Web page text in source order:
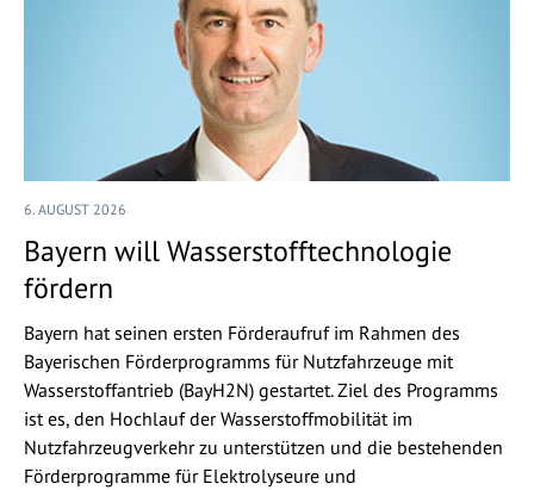
6. AUGUST 2026
Bayern will Wasserstofftechnologie
fördern
Bayern hat seinen ersten Förderaufruf im Rahmen des
Bayerischen Förderprogramms für Nutzfahrzeuge mit
Wasserstoffantrieb (BayH2N) gestartet. Ziel des Programms
ist es, den Hochlauf der Wasserstoffmobilität im
Nutzfahrzeugverkehr zu unterstützen und die bestehenden
Förderprogramme für Elektrolyseure und